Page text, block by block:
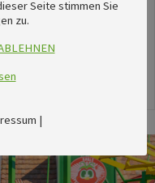
im August
Seite stimmen Sie
zu.
|